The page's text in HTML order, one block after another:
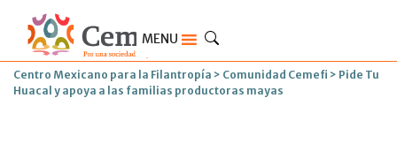
MENU
Centro Mexicano para la Filantropía > Comunidad Cemefi > Pide Tu
Huacal y apoya a las familias productoras mayas